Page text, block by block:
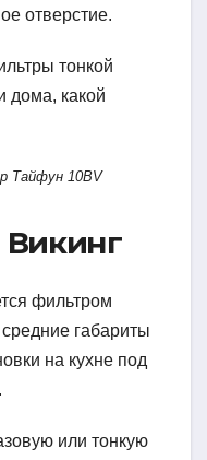
отверстие.
Тайфун 10BV
фильтром
габариты
на кухне под
или тонкую